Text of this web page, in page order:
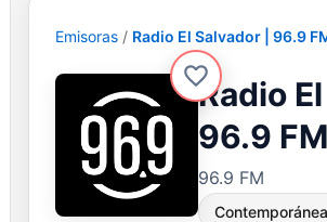
Emisoras Radio El Salvador | 96.9
Radio
96.9 FM
96.9 FM